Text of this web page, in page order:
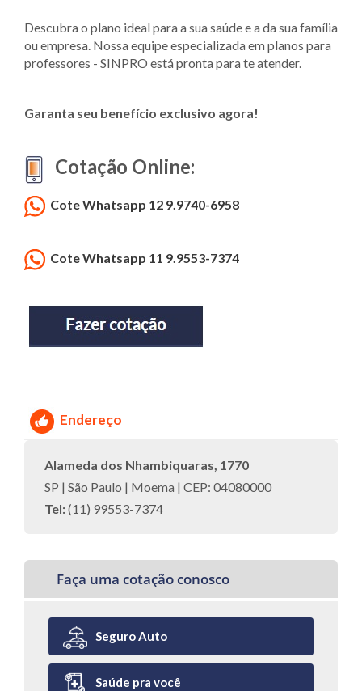
Descubra o plano ideal para a sua saúde e a da sua família
ou empresa. Nossa equipe especializada em planos para
professores - SINPRO está pronta para te atender.
Garanta seu benefício exclusivo agora!
Cotação Online:
Cote Whatsapp 12 9.9740-6958
Cote Whatsapp 11 9.9553-7374
Endereço
Alameda dos Nhambiquaras, 1770
SP | São Paulo | Moema | CEP: 04080000
Tel:(11) 99553-7374
Faça uma cotação conosco
Seguro Auto
Saúde pra você